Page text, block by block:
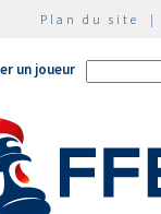
Plan du site |
un joueur